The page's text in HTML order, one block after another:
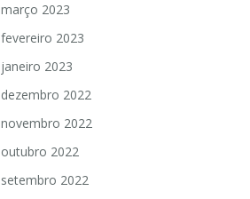
março 2023
fevereiro 2023
janeiro 2023
dezembro 2022
novembro 2022
outubro 2022
setembro 2022